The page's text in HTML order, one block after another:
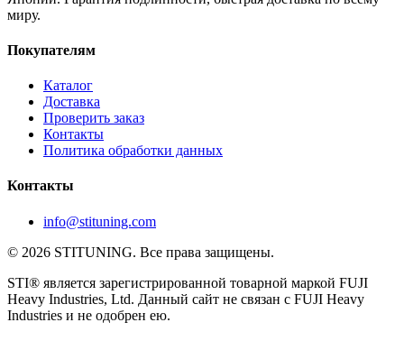
миру.
Покупателям
Каталог
Доставка
Проверить заказ
Контакты
Политика обработки данных
Контакты
info@stituning.com
© 2026 STITUNING. Все права защищены.
STI® является зарегистрированной товарной маркой FUJI
Heavy Industries, Ltd. Данный сайт не связан с FUJI Heavy
Industries и не одобрен ею.